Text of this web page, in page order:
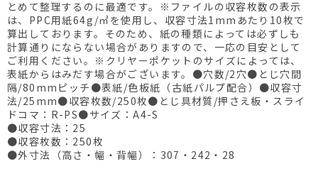
とめて整理するのに最適です。※ファイルの収容枚数の表示
は、PPC用紙64g/㎡を使用し、収容寸法1mmあたり10枚で
算出しております。そのため、紙の種類によっては必ずしも
計算通りにならない場合がありますので、一応の目安として
ご利用ください。※クリヤーポケットのサイズによっては、
表紙からはみだす場合がございます。●穴数/2穴●とじ穴間
隔/80mmピッチ●表紙/色板紙（古紙パルプ配合）●収容寸
法/25mm●収容枚数/250枚●とじ具材質/押さえ板・スライ
ドコマ：R-PS●サイズ：A4-S
●収容寸法：25
●収容枚数：250枚
●外寸法（高さ・幅・背幅）：307・242・28